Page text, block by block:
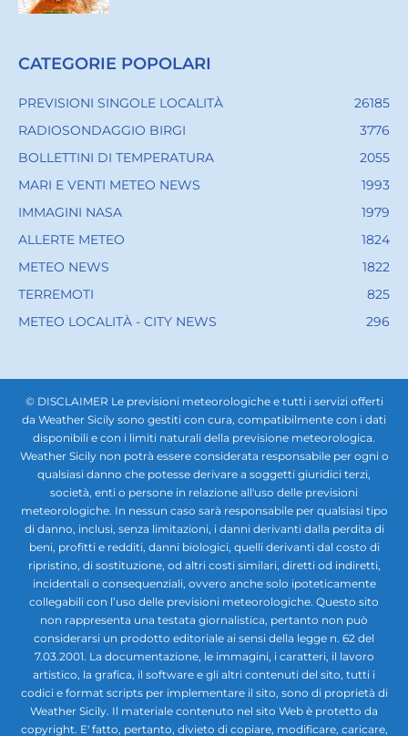
CATEGORIE POPOLARI
PREVISIONI SINGOLE LOCALITÀ
26185
RADIOSONDAGGIO BIRGI
3776
BOLLETTINI DI TEMPERATURA
2055
MARI E VENTI METEO NEWS
1993
IMMAGINI NASA
1979
ALLERTE METEO
1824
METEO NEWS
1822
TERREMOTI
825
METEO LOCALITÀ - CITY NEWS
296
© DISCLAIMER Le previsioni meteorologiche e tutti i servizi offerti
da Weather Sicily sono gestiti con cura, compatibilmente con i dati
disponibili e con i limiti naturali della previsione meteorologica.
Weather Sicily non potrà essere considerata responsabile per ogni o
qualsiasi danno che potesse derivare a soggetti giuridici terzi,
società, enti o persone in relazione all'uso delle previsioni
meteorologiche. In nessun caso sarà responsabile per qualsiasi tipo
di danno, inclusi, senza limitazioni, i danni derivanti dalla perdita di
beni, profitti e redditi, danni biologici, quelli derivanti dal costo di
ripristino, di sostituzione, od altri costi similari, diretti od indiretti,
incidentali o consequenziali, ovvero anche solo ipoteticamente
collegabili con l’uso delle previsioni meteorologiche. Questo sito
non rappresenta una testata giornalistica, pertanto non può
considerarsi un prodotto editoriale ai sensi della legge n. 62 del
7.03.2001. La documentazione, le immagini, i caratteri, il lavoro
artistico, la grafica, il software e gli altri contenuti del sito, tutti i
codici e format scripts per implementare il sito, sono di proprietà di
Weather Sicily. Il materiale contenuto nel sito Web è protetto da
copyright. E' fatto, pertanto, divieto di copiare, modificare, caricare,